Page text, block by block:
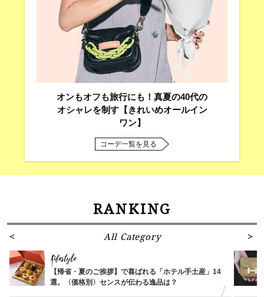
オンもオフも旅行にも！真夏の40代の
オシャレを制す【きれいめオールイン
ワン】
コーデ一覧を見る
RANKING
All Category
Lifestyle
【帰省・夏のご挨拶】で喜ばれる「ホテル手土産」14
選。〈価格別〉センスが伝わる逸品は？